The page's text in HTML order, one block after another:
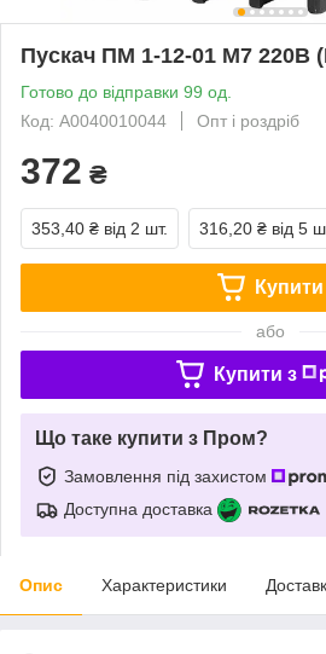
Пускач ПМ 1-12-01 M7 220B
Готово до відправки 99 од.
Код: A0040010044
Опт і роздріб
372 ₴
353,40 ₴ від 2 шт. 316,20 ₴ від 5
Купити
або
Купити з
Що таке купити з Пром?
Замовлення під захистом
Доступна доставка
Опис Характеристики